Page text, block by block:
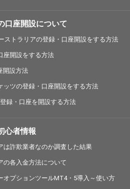
口座開設について
ストラリアの登録・口座開設をする方法
座開設をする方法
開設方法
ッツの登録・口座開設をする方法
録・口座を開設する方法
心者情報
は詐欺業者なのか調査した結果
の各入金方法について
オプションツールMT4・5導入～使い方